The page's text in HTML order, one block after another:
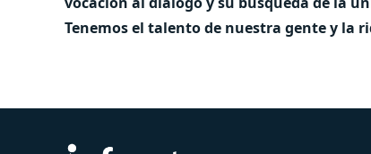
Tenemos el talento de nuestra gente y la